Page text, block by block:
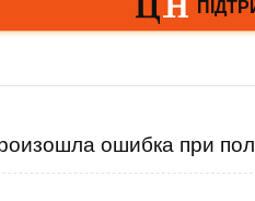
ошибка при